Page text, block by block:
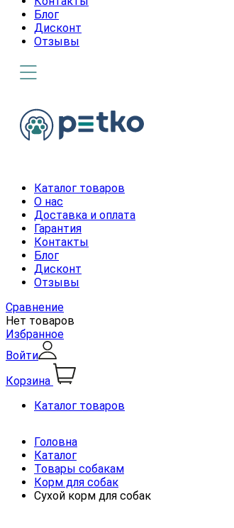
Блог
Дисконт
Отзывы
Каталог товаров
О нас
Доставка и оплата
Гарантия
Контакты
Блог
Дисконт
Отзывы
Сравнение
Нет товаров
Избранное
Войти
Корзина
Каталог товаров
Головна
Каталог
Товары собакам
Корм для собак
Сухой корм для собак